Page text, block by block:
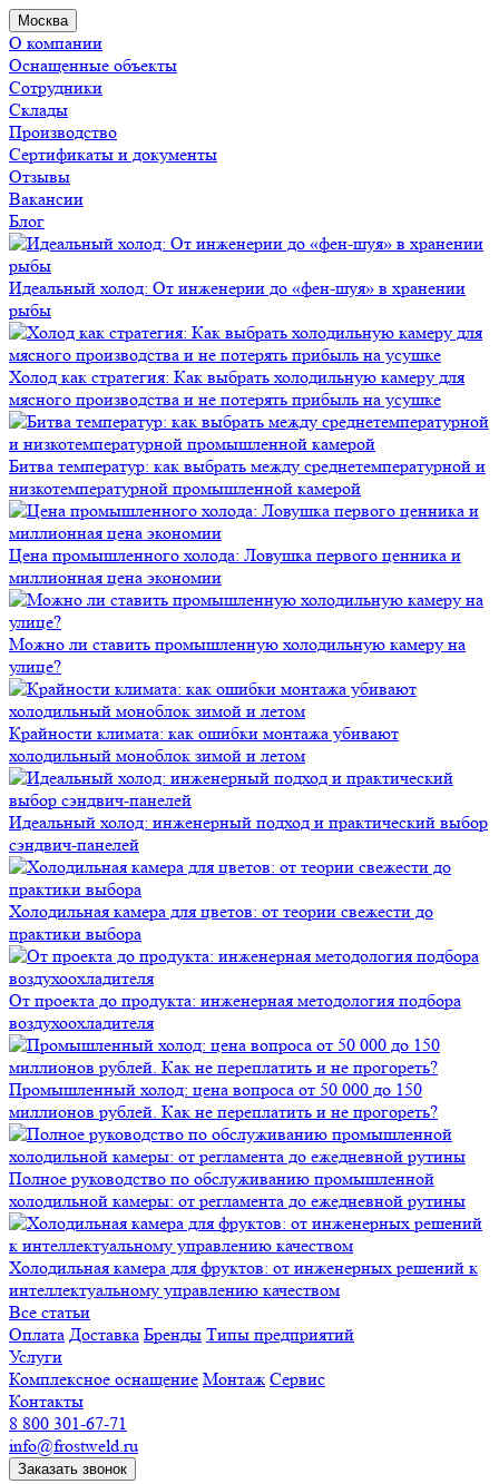
Москва
О компании
Оснащенные объекты
Сотрудники
Склады
Производство
Сертификаты и документы
Отзывы
Вакансии
Блог
Идеальный холод: От инженерии до «фен-шуя» в хранении
рыбы
Холод как стратегия: Как выбрать холодильную камеру для
мясного производства и не потерять прибыль на усушке
Битва температур: как выбрать между среднетемпературной и
низкотемпературной промышленной камерой
Цена промышленного холода: Ловушка первого ценника и
миллионная цена экономии
Можно ли ставить промышленную холодильную камеру на
улице?
Крайности климата: как ошибки монтажа убивают
холодильный моноблок зимой и летом
Идеальный холод: инженерный подход и практический выбор
сэндвич-панелей
Холодильная камера для цветов: от теории свежести до
практики выбора
От проекта до продукта: инженерная методология подбора
воздухоохладителя
Промышленный холод: цена вопроса от 50 000 до 150
миллионов рублей. Как не переплатить и не прогореть?
Полное руководство по обслуживанию промышленной
холодильной камеры: от регламента до ежедневной рутины
Холодильная камера для фруктов: от инженерных решений к
интеллектуальному управлению качеством
Все статьи
Оплата Доставка Бренды Типы предприятий
Услуги
Комплексное оснащение Монтаж Сервис
Контакты
8 800 301-67-71
info@frostweld.ru
Заказать звонок